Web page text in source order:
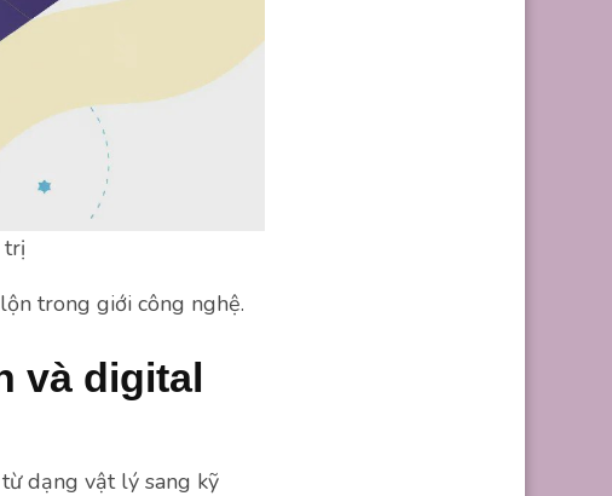
trị
trong giới công nghệ.
và digital
dạng vật lý sang kỹ